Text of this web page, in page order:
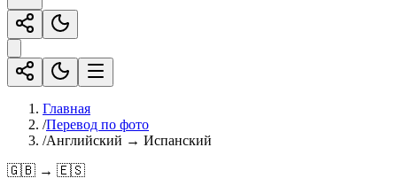
Главная
/Перевод по фото
/Английский → Испанский
🇬🇧 → 🇪🇸